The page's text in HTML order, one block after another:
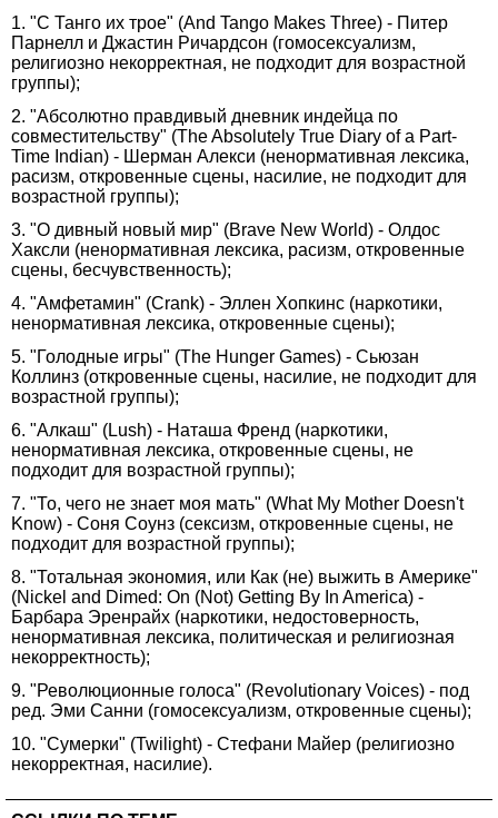
1. "С Танго их трое" (And Tango Makes Three) - Питер
Парнелл и Джастин Ричардсон (гомосексуализм,
религиозно некорректная, не подходит для возрастной
группы);
2. "Абсолютно правдивый дневник индейца по
совместительству" (The Absolutely True Diary of a Part-
Time Indian) - Шерман Алекси (ненормативная лексика,
расизм, откровенные сцены, насилие, не подходит для
возрастной группы);
3. "О дивный новый мир" (Brave New World) - Олдос
Хаксли (ненормативная лексика, расизм, откровенные
сцены, бесчувственность);
4. "Амфетамин" (Crank) - Эллен Хопкинс (наркотики,
ненормативная лексика, откровенные сцены);
5. "Голодные игры" (The Hunger Games) - Сьюзан
Коллинз (откровенные сцены, насилие, не подходит для
возрастной группы);
6. "Алкаш" (Lush) - Наташа Френд (наркотики,
ненормативная лексика, откровенные сцены, не
подходит для возрастной группы);
7. "То, чего не знает моя мать" (What My Mother Doesn't
Know) - Соня Соунз (сексизм, откровенные сцены, не
подходит для возрастной группы);
8. "Тотальная экономия, или Как (не) выжить в Америке"
(Nickel and Dimed: On (Not) Getting By In America) -
Барбара Эренрайх (наркотики, недостоверность,
ненормативная лексика, политическая и религиозная
некорректность);
9. "Революционные голоса" (Revolutionary Voices) - под
ред. Эми Санни (гомосексуализм, откровенные сцены);
10. "Сумерки" (Twilight) - Стефани Майер (религиозно
некорректная, насилие).